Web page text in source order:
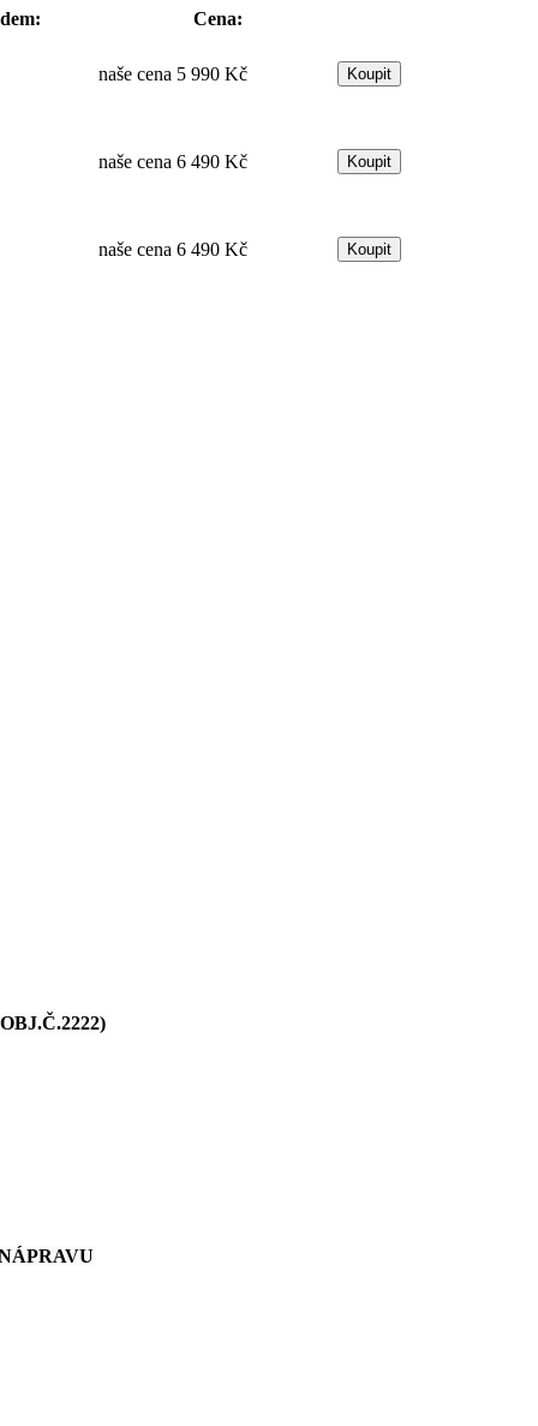
Cena:
naše cena 5 990 Kč
naše cena 6 490 Kč
naše cena 6 490 Kč